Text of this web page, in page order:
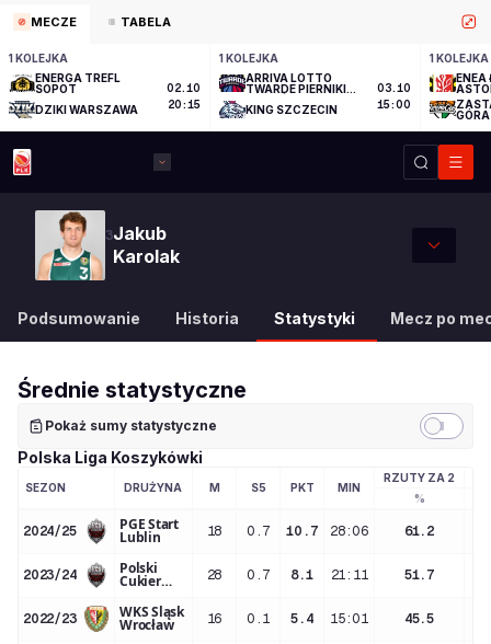
MECZE TABELA
1 KOLEJKA
ENERGA TREFL
SOPOT
DZIKI WARSZAWA
02.10
20:15
1 KOLEJKA
ARRIVA LOTTO
TWARDE PIERNIKI
KING SZCZECIN
03.10
15:00
1 KOLEJKA
ENEA
GÓRA
3Jakub
Karolak
Podsumowanie Historia Statystyki Mecz po
Średnie statystyczne
Pokaż sumy statystyczne
Polska Liga Koszykówki
SEZON DRUŻYNA M S5 PKT MIN
RZUTY ZA 2
%
2024/25 PGE Start
Lublin 18 0.7 10.7 28:06 61.2
2023/24 Polski
Cukier
Lublin
28 0.7 8.1 21:11 51.7
2022/23 WKS Śląsk
Wrocław 16 0.1 5.4 15:01 45.5